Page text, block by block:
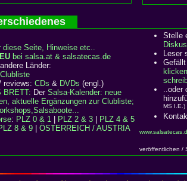
diese Seite, Hinweise etc..
bei salsa.at & salsatecas.de
Länder:
reviews: CDs & DVDs (engl.)
BRETT: Der Salsa-Kalender: neue
aktuelle Ergänzungen zur Clubliste;
: PLZ 0 & 1 PLZ 2 & 3
PLZ 4 & 5
8 & 9 ÖSTERREICH / AUSTRIA
Stelle
Leser
klicken
..oder
MS I.E.)
veröffentlichen /